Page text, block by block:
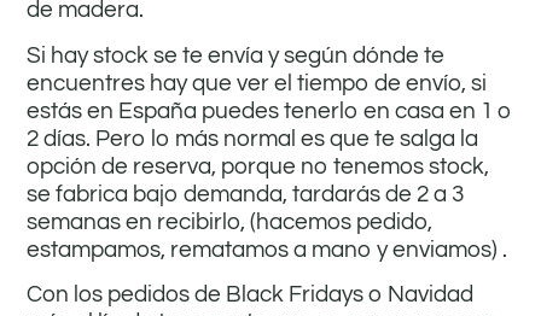
de madera.
Si hay stock se te envía y según dónde te
encuentres hay que ver el tiempo de envío, si
estás en España puedes tenerlo en casa en 1 o
2 días. Pero lo más normal es que te salga la
opción de reserva, porque no tenemos stock,
se fabrica bajo demanda, tardarás de 2 a 3
semanas en recibirlo, (hacemos pedido,
estampamos, rematamos a mano y enviamos) .
Con los pedidos de Black Fridays o Navidad